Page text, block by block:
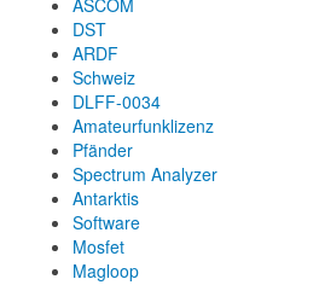
DST
ARDF
Schweiz
DLFF-0034
Amateurfunklizenz
Pfänder
Spectrum Analyzer
Antarktis
Software
Mosfet
Magloop